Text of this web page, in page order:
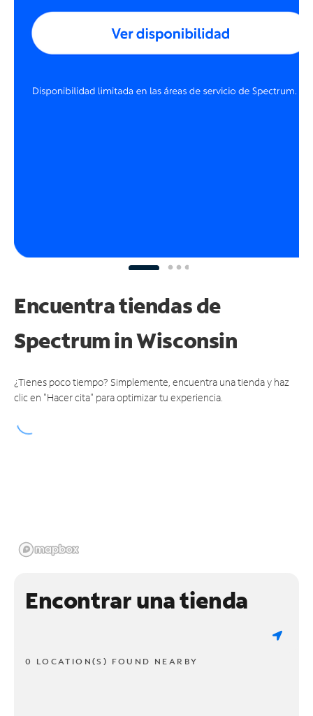
Encuentra tiendas de
Spectrumin Wisconsin
¿Tienes poco tiempo? Simplemente, encuentra una tienda y haz
clic en "Hacer cita" para optimizar tu experiencia.
Encontrar una tienda
0 LOCATION(S) FOUND NEARBY